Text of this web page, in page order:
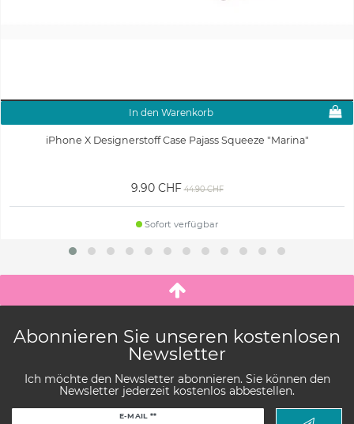
In den Warenkorb
iPhone X Designerstoff Case Pajass Squeeze "Marina"
9.90 CHF 44.90 CHF
Sofort verfügbar
Abonnieren Sie unseren kostenlosen
Newsletter
Ich möchte den Newsletter abonnieren. Sie können den
Newsletter jederzeit kostenlos abbestellen.
E-MAIL **